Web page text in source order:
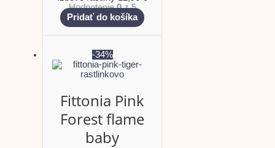
Hodnotenie0z 5
Pridať do košíka
-34%
Fittonia Pink
Forest flame
baby